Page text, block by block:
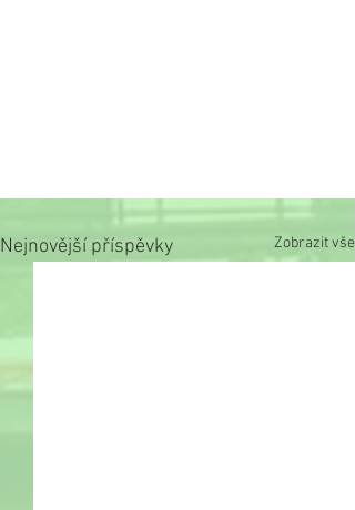
Nejnovější příspěvky Zobrazit vše